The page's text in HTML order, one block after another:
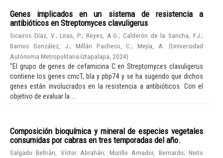
Genes implicados en un sistema de resistencia a
antibióticos en Streptomyces clavuligerus
Sicairos Díaz, V.;Liras, P.;Reyes, A.G. ; Calderón de la Sancha, F.J.;
Barrios González, J. ; Millán Pacheco, C.;Mejía, A. (Universidad
Autónoma Metropolitana-Iztapalapa 2024)
"El grupo de genes de cefamicina C en Streptomyces clavuligerus
contiene los genes cmcT, bla y pbp74 y se ha sugerido que dichos
genes están involucrados en la resistencia a antibióticos. Con el
objetivo de evaluar la ...
Composición bioquímica y mineral de especies vegetales
consumidas por cabras en tres temporadas del año.
Salgado Beltrán, Víctor Abrahán; Murillo Amador, Bernardo;Nieto